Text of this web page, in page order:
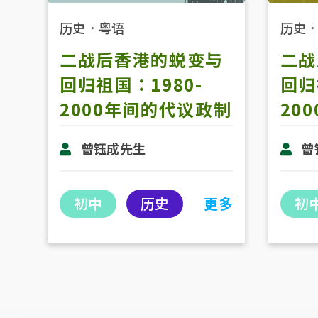
历史 ． 粤语
二战后香港的蜕变与
回归祖国：1980-
2000年间的代议政制
曾钰成先生
初中 历史 更多
历史
二
回
曾
初